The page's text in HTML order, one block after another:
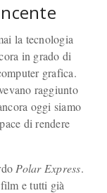
la tecnologia
in grado di
grafica.
raggiunto
oggi siamo
di rendere
Polar Express.
e tutti già